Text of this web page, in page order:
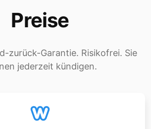
Preise
zurück-Garantie. Risikofrei. Sie
jederzeit kündigen.